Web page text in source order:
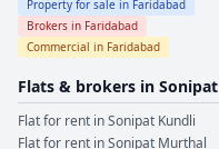
Property for sale in Faridabad
Brokers in Faridabad
Commercial in Faridabad
Flats & brokers in Sonipat
Flat for rent inSonipat Kundli
Flat for rent inSonipat Murthal